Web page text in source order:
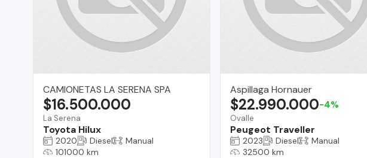
CAMIONETAS LA SERENA SPA
La Serena
Toyota Hilux
$16.500.000
2020 Diesel
Manual
101000 km
Aspillaga Hornauer
Ovalle
Peugeot Traveller
$22.990.000-4%
2023 Diesel
Manual
32500 km